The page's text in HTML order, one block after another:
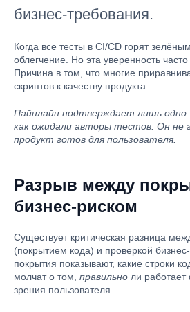
бизнес-требования.
Когда все тесты в CI/CD горят
облегчение. Но эта уверенность
Причина в том, что многие
скриптов к качеству продукта.
Пайплайн подтверждает лишь
как ожидали авторы тестов. Он не
продукт готов для пользователя.
Разрыв между
бизнес-риском
Существует критическая разница
(покрытием кода) и проверкой
покрытия показывают, какие строки
молчат о том, правильно ли работает
зрения пользователя.